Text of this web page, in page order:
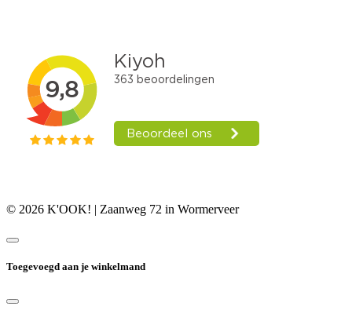
© 2026 K'OOK! | Zaanweg 72 in Wormerveer
Toegevoegd aan je winkelmand